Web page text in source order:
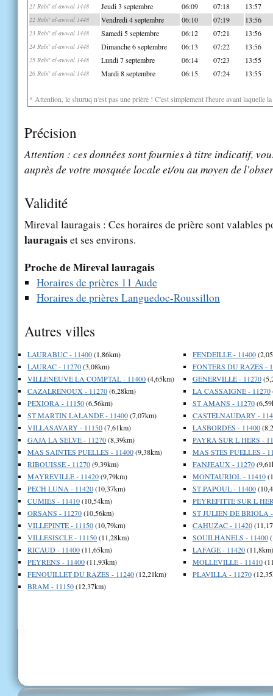
21 Rabi' al-awwal 1448 Jeudi 3 septembre 06:09 07:18 13:57
22 Rabi' al-awwal 1448 Vendredi 4 septembre 06:10 07:19 13:56
23 Rabi' al-awwal 1448 Samedi 5 septembre 06:12 07:21 13:56
24 Rabi' al-awwal 1448 Dimanche 6 septembre 06:13 07:22 13:56
25 Rabi' al-awwal 1448 Lundi 7 septembre 06:14 07:23 13:55
26 Rabi' al-awwal 1448 Mardi 8 septembre 06:15 07:24 13:55
* Attention, le shuruq n'est pas une prière ! C'est simplement l'heure avant laquelle
Précision
Attention : ces données sont fournies à titre indicatif,
auprès de votre mosquée locale et/ou au moyen de
Validité
Mireval lauragais : Ces horaires de prière sont valables
lauragaiset ses environs.
Proche de Mireval lauragais
Horaires de prières 11 Aude
Horaires de prières Languedoc-Roussillon
Autres villes
LAURABUC - 11400(1,86km)
LAURAC - 11270(3,08km)
VILLENEUVE LA COMPTAL - 11400(4,65km)
CAZALRENOUX - 11270(6,28km)
PEXIORA - 11150(6,56km)
ST MARTIN LALANDE - 11400(7,07km)
VILLASAVARY - 11150(7,61km)
GAJA LA SELVE - 11270(8,39km)
MAS SAINTES PUELLES - 11400(9,38km)
RIBOUISSE - 11270(9,39km)
MAYREVILLE - 11420(9,79km)
PECH LUNA - 11420(10,37km)
CUMIES - 11410(10,54km)
ORSANS - 11270(10,56km)
VILLEPINTE - 11150(10,79km)
VILLESISCLE - 11150(11,28km)
RICAUD - 11400(11,65km)
PEYRENS - 11400(11,93km)
FENOUILLET DU RAZES - 11240(12,21km)
BRAM - 11150(12,37km)
FENDEILLE - 11400
FONTERS DU RAZES -
GENERVILLE - 11270
LA CASSAIGNE - 11270
ST AMANS - 11270
CASTELNAUDARY -
LASBORDES - 11400
PAYRA SUR L HERS -
MAS STES PUELLES -
FANJEAUX - 11270
MONTAURIOL - 11410
ST PAPOUL - 11400
PEYREFITTE SUR L
ST JULIEN DE BRIOLA
CAHUZAC - 11420
SOUILHANELS - 11400
LAFAGE - 11420(11,8km)
MOLLEVILLE - 11410
PLAVILLA - 11270